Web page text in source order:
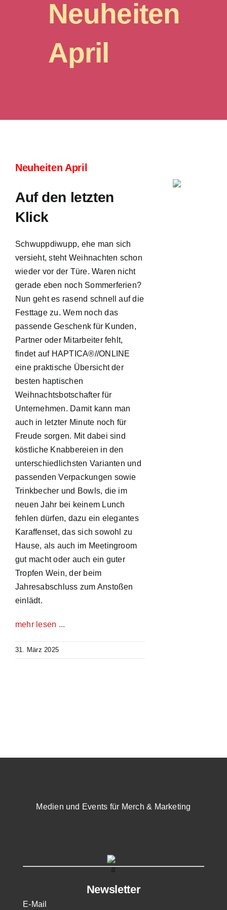
Abo
nach:
Neuheiten
April
Neuheiten April
Auf den letzten
Klick
Schwuppdiwupp, ehe man sich
versieht, steht Weihnachten schon
wieder vor der Türe. Waren nicht
gerade eben noch Sommerferien?
Nun geht es rasend schnell auf die
Festtage zu. Wem noch das
passende Geschenk für Kunden,
Partner oder Mitarbeiter fehlt,
findet auf HAPTICA®//ONLINE
eine praktische Übersicht der
besten haptischen
Weihnachtsbotschafter für
Unternehmen. Damit kann man
auch in letzter Minute noch für
Freude sorgen. Mit dabei sind
köstliche Knabbereien in den
unterschiedlichsten Varianten und
passenden Verpackungen sowie
Trinkbecher und Bowls, die im
neuen Jahr bei keinem Lunch
fehlen dürfen, dazu ein elegantes
Karaffenset, das sich sowohl zu
Hause, als auch im Meetingroom
gut macht oder auch ein guter
Tropfen Wein, der beim
Jahresabschluss zum Anstoßen
einlädt.
mehr lesen ...
31. März 2025
Medien und Events für Merch & Marketing
Newsletter
E-Mail